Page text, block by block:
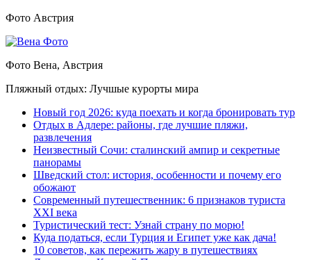
Фото Австрия
Фото Вена, Австрия
Пляжный отдых: Лучшые курорты мира
Новый год 2026: куда поехать и когда бронировать тур
Отдых в Адлере: районы, где лучшие пляжи,
развлечения
Неизвестный Сочи: сталинский ампир и секретные
панорамы
Шведский стол: история, особенности и почему его
обожают
Современный путешественник: 6 признаков туриста
XXI века
Туристический тест: Узнай страну по морю!
Куда податься, если Турция и Египет уже как дача!
10 советов, как пережить жару в путешествиях